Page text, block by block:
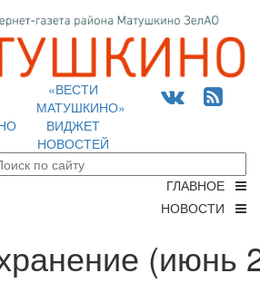
«ВЕСТИ
МАТУШКИНО»
ВИДЖЕТ
НОВОСТЕЙ
ГЛАВНОЕ
НОВОСТИ
(июнь